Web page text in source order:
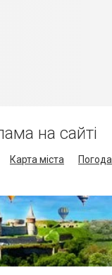
на сайті
Карта міста
Погода